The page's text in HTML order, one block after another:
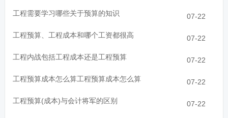
工程需要学习哪些关于预算的知识 07-22
工程预算、工程成本和哪个工资都很高 07-22
工程内战包括工程成本还是工程预算 07-22
工程预算成本怎么算工程预算成本怎么算 07-22
工程预算(成本)与会计将军的区别 07-22